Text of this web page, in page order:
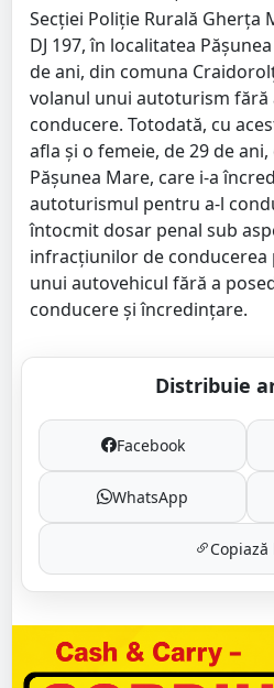
Secţiei Poliție Rurală Gherţa
DJ 197, în localitatea
de ani, din comuna
volanul unui autoturism fără
conducere. Totodată, cu
afla și o femeie, de 29 de
Pășunea Mare, care i-a
autoturismul pentru a-l
întocmit dosar penal sub
infracțiunilor de
unui autovehicul fără a
conducere și încredințare.
Distribuie
Facebook
WhatsApp
Copiază